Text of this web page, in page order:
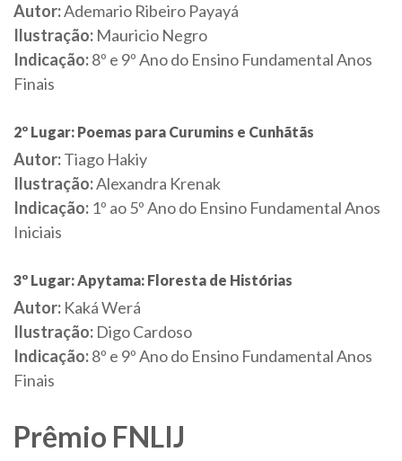
Autor:Ademario Ribeiro Payayá
Ilustração: Mauricio Negro
Indicação:8º e 9º Ano do Ensino Fundamental Anos
Finais
2º Lugar: Poemas para Curumins e Cunhãtãs
Autor:Tiago Hakiy
Ilustração:Alexandra Krenak
Indicação: 1º ao 5º Ano do Ensino Fundamental Anos
Iniciais
3º Lugar: Apytama: Floresta de Histórias
Autor: Kaká Werá
Ilustração: Digo Cardoso
Indicação:8º e 9º Ano do Ensino Fundamental Anos
Finais
Prêmio FNLIJ